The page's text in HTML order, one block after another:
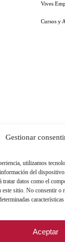
Gestionar
utilizamos
del
datos como el
sitio. No consentir o
Aceptar
Vives
Cursos y
REGISTRO DE